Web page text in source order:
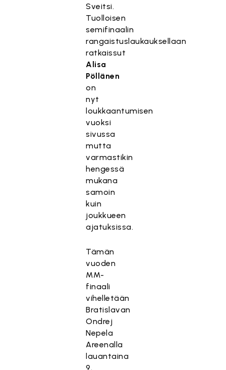
Sveitsi.
Tuolloisen
semifinaalin
rangaistuslaukauksellaan
ratkaissut
Alisa
Pöllänen
on
nyt
loukkaantumisen
vuoksi
sivussa
mutta
varmastikin
hengessä
mukana
samoin
kuin
joukkueen
ajatuksissa.
Tämän
vuoden
MM-
finaali
vihelletään
Bratislavan
Ondrej
Nepela
Areenalla
lauantaina
9.